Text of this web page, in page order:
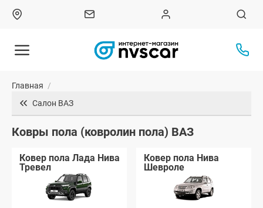
Главная /
Салон ВАЗ
Ковры пола (ковролин пола) ВАЗ
Ковер пола Лада Нива
Тревел
Ковер пола Нива
Шевроле